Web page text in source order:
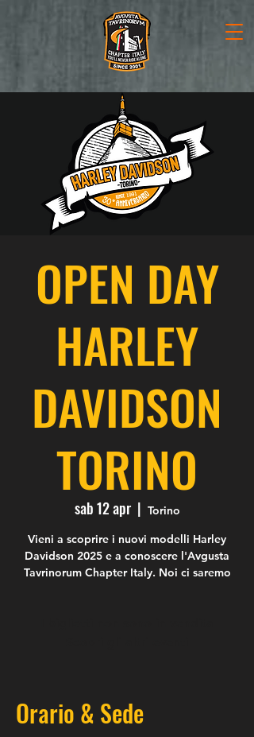
OPEN DAY
HARLEY
DAVIDSON
TORINO
sab 12 apr
  |
Torino
Vieni a scoprire i nuovi modelli Harley
Davidson 2025 e a conoscere l'Avgusta
Tavrinorum Chapter Italy. Noi ci saremo
Orario & Sede